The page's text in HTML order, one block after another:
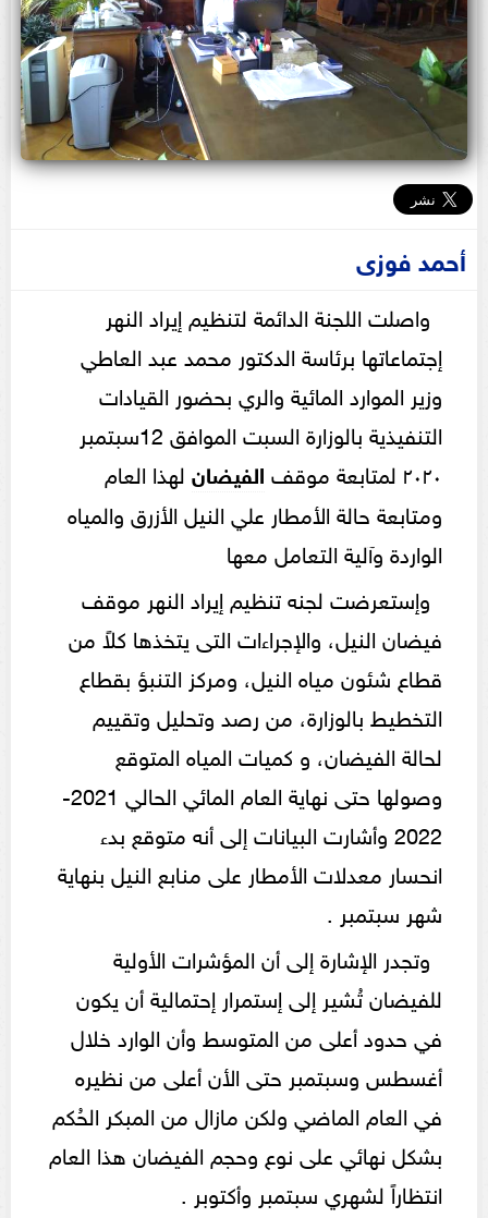
أحمد فوزى
واصلت اللجنة الدائمة لتنظيم إيراد النهر
إجتماعاتها برئاسة الدكتور محمد عبد العاطي
وزير الموارد المائية والري بحضور القيادات
التنفيذية بالوزارة السبت الموافق 12سبتمبر
٢٠٢٠ لمتابعة موقف
الفيضان لهذا العام
ومتابعة حالة الأمطار علي النيل الأزرق والمياه
الواردة وآلية التعامل معها
وإستعرضت لجنه تنظيم إيراد النهر موقف
فيضان النيل، والإجراءات التى يتخذها كلاً من
قطاع شئون مياه النيل، ومركز التنبؤ بقطاع
التخطيط بالوزارة، من رصد وتحليل وتقييم
لحالة الفيضان، و كميات المياه المتوقع
وصولها حتى نهاية العام المائي الحالي 2021-
2022 وأشارت البيانات إلى أنه متوقع بدء
انحسار معدلات الأمطار على منابع النيل بنهاية
شهر سبتمبر .
وتجدر الإشارة إلى أن المؤشرات الأولية
للفيضان تُشير إلى إستمرار إحتمالية أن يكون
في حدود أعلى من المتوسط وأن الوارد خلال
أغسطس وسبتمبر حتى الأن أعلى من نظيره
في العام الماضي ولكن مازال من المبكر الحُكم
بشكل نهائي على نوع وحجم الفيضان هذا العام
انتظاراً لشهري سبتمبر وأكتوبر .